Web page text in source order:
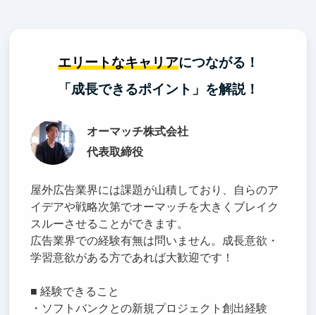
エリートなキャリアにつながる！
「成長できるポイント」を解説！
オーマッチ株式会社
代表取締役
屋外広告業界には課題が山積しており、自らのア
イデアや戦略次第でオーマッチを大きくブレイク
スルーさせることができます。
広告業界での経験有無は問いません。成長意欲・
学習意欲がある方であれば大歓迎です！
■ 経験できること
・ソフトバンクとの新規プロジェクト創出経験